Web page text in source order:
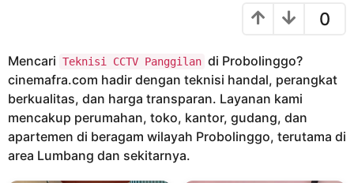
g
o
7
t
a
h
d
a
0
Mencari Teknisi CCTV Panggilan di Probolinggo?
cinemafra.com hadir dengan teknisi handal, perangkat
berkualitas, dan harga transparan. Layanan kami
mencakup perumahan, toko, kantor, gudang, dan
apartemen di beragam wilayah Probolinggo, terutama di
area Lumbang dan sekitarnya.